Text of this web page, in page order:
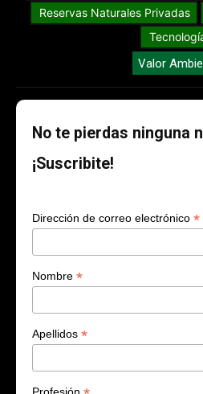
Reservas Naturales Privadas
Valor
No te pierdas ninguna
¡Suscribite!
Dirección de correo electrónico *
Nombre *
Apellidos *